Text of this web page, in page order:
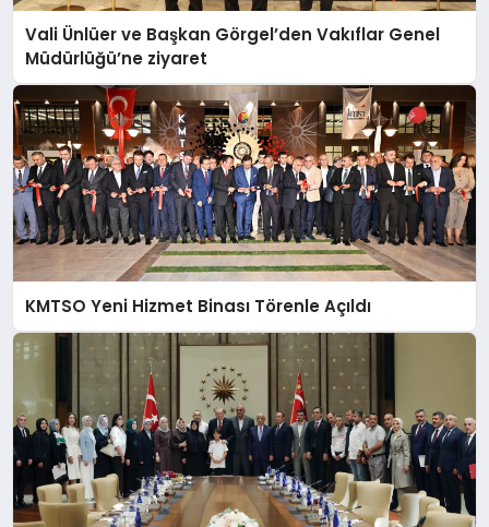
Vali Ünlüer ve Başkan Görgel’den Vakıflar Genel
Müdürlüğü’ne ziyaret
KMTSO Yeni Hizmet Binası Törenle Açıldı